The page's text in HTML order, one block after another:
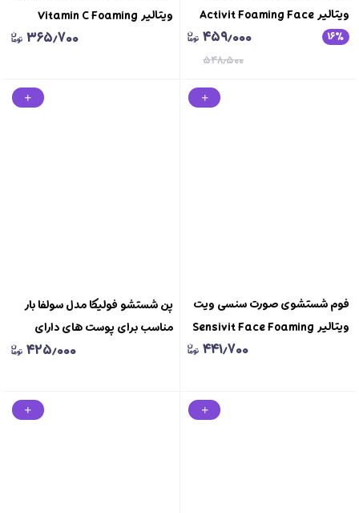
ویتالیر Activit Foaming Face
Wash Vitalayer
۱۶٪ ۴۵۹٫۰۰۰
۵۴۸٫۵۰۰
ویتالیر Vitamin C Foaming
Face Wash Vitalayer۳۶۵٫۷۰۰
فوم شستشوی صورت سنسی ویت
ویتالیر Sensivit Face Foaming
۴۴۱٫۷۰۰
پن شستشو فولیکا مدل سولفا بار
مناسب برای پوست های دارای
جوش وزن 100 گرمsulfu bar
۴۲۵٫۰۰۰